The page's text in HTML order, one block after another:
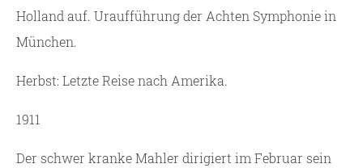
Holland auf. Uraufführung der Achten Symphonie in
München.
Herbst: Letzte Reise nach Amerika.
1911
Der schwer kranke Mahler dirigiert im Februar sein